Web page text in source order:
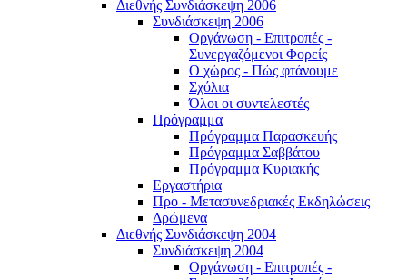
Διεθνής Συνδιάσκεψη 2006
Συνδιάσκεψη 2006
Οργάνωση - Επιτροπές -
Συνεργαζόμενοι Φορείς
Ο χώρος - Πώς φτάνουμε
Σχόλια
Όλοι οι συντελεστές
Πρόγραμμα
Πρόγραμμα Παρασκευής
Πρόγραμμα Σαββάτου
Πρόγραμμα Κυριακής
Εργαστήρια
Προ - Μετασυνεδριακές Εκδηλώσεις
Δρώμενα
Διεθνής Συνδιάσκεψη 2004
Συνδιάσκεψη 2004
Οργάνωση - Επιτροπές -